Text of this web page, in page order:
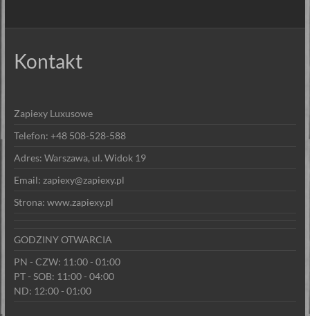
Kontakt
Zapiexy Luxusowe
Telefon: +48 508-528-588
Adres: Warszawa, ul. Widok 19
Email: zapiexy@zapiexy.pl
Strona: www.zapiexy.pl
GODZINY OTWARCIA
PN - CZW: 11:00 - 01:00
PT - SOB: 11:00 - 04:00
ND: 12:00 - 01:00